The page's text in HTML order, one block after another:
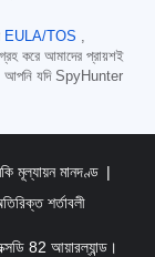
EULA/TOS
করে আমাদের প্রায়শই
আপনি যদি SpyHunter
মূল্যায়ন মানদণ্ড
শর্তাবলী
82 আয়ারল্যান্ড।